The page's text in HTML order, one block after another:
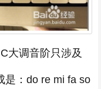
大调音阶只涉及
是：do re mi fa so